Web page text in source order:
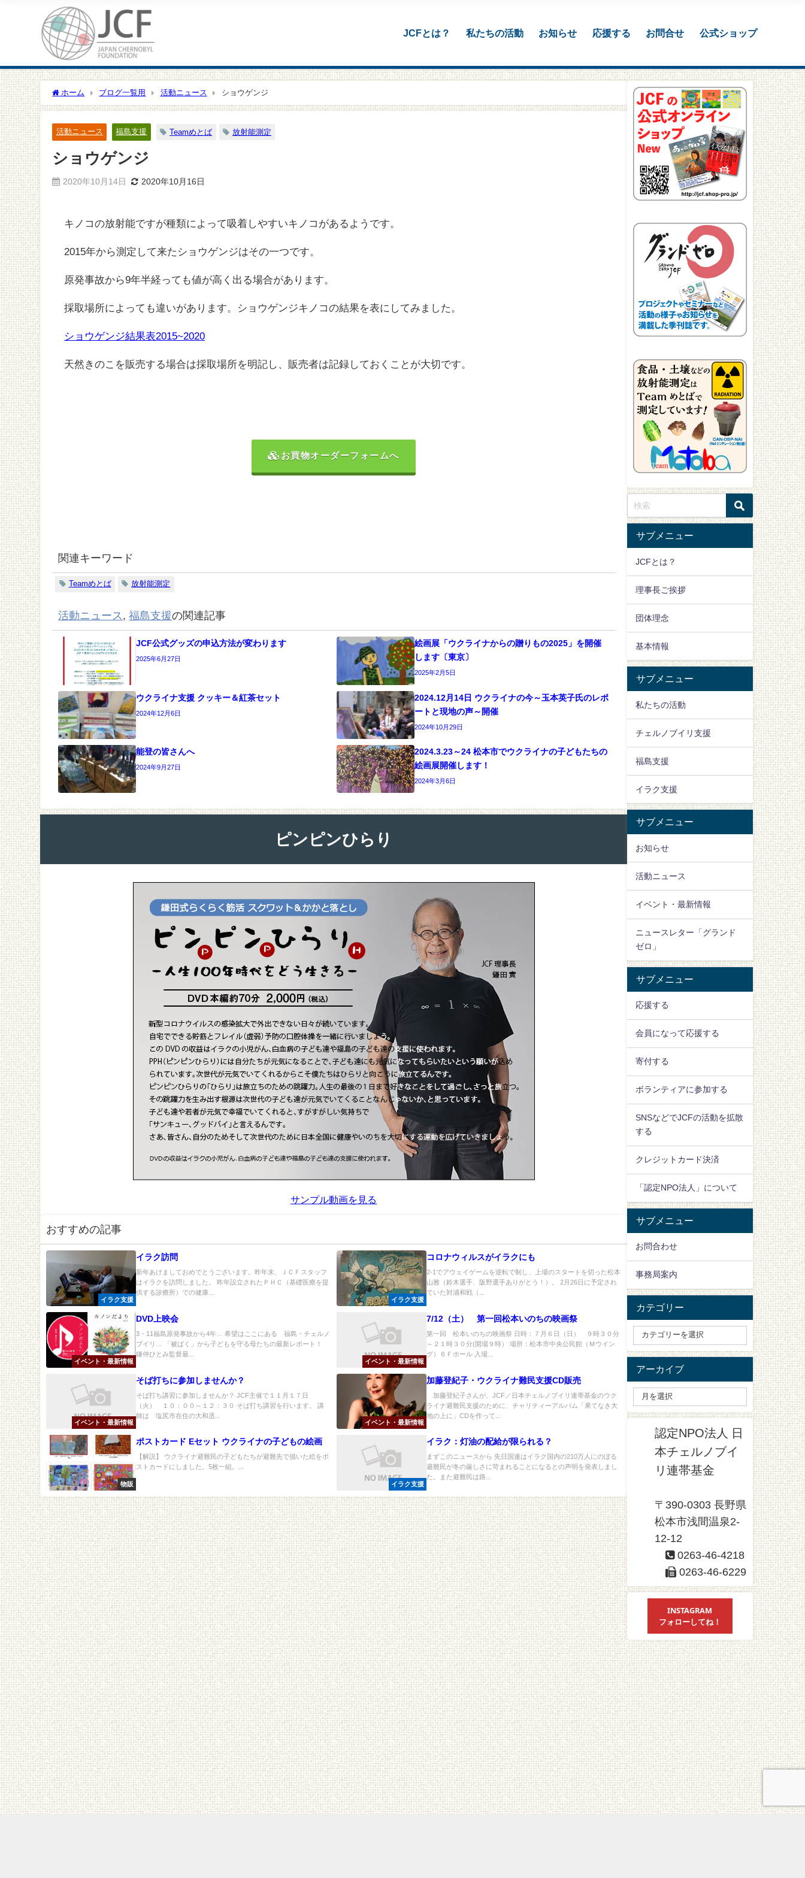
JCFとは？ 私たちの活動 お知らせ 応援する お問合せ 公式ショップ
ホーム ブログ一覧用 活動ニュース ショウゲンジ
活動ニュース 福島支援 Teamめとば 放射能測定
ショウゲンジ
2020年10月14日 2020年10月16日
キノコの放射能ですが種類によって吸着しやすいキノコがあるようです。
2015年から測定して来たショウゲンジはその一つです。
原発事故から9年半経っても値が高く出る場合があります。
採取場所によっても違いがあります。ショウゲンジキノコの結果を表にしてみました。
ショウゲンジ結果表2015~2020
天然きのこを販売する場合は採取場所を明記し、販売者は記録しておくことが大切です。
お買物オーダーフォームへ
関連キーワード
Teamめとば 放射能測定
活動ニュース ,福島支援の関連記事
JCF公式グッズの申込方法が変わります
2025年6月27日
絵画展「ウクライナからの贈りもの2025」を開催
します〔東京〕
2025年2月5日
ウクライナ支援 クッキー＆紅茶セット
2024年12月6日
2024.12月14日 ウクライナの今～玉本英子氏のレポ
ートと現地の声～開催
2024年10月29日
能登の皆さんへ
2024年9月27日
2024.3.23～24 松本市でウクライナの子どもたちの
絵画展開催します！
2024年3月6日
ピンピンひらり
サンプル動画を見る
おすすめの記事
イラク支援
イラク訪問
新年あけましておめでとうございます。昨年末、ＪＣＦスタッフ
はイラクを訪問しました。 昨年設立されたＰＨＣ（基礎医療を提
供する診療所）での健康...
イラク支援
コロナウィルスがイラクにも
2-1でアウェイゲームを逆転で制し、上場のスタートを切った松本
山雅（鈴木選手、阪野選手ありがとう！）。 2月26日に予定され
ていた対浦和戦（...
イベント・最新情報
DVD上映会
3・11福島原発事故から4年… 希望はここにある 福島・チェルノ
ブイリ… 「被ばく」から子どもを守る母たちの最新レポート！
鎌仲ひとみ監督最...
イベント・最新情報
7/12（土） 第一回松本いのちの映画祭
第一回 松本いのちの映画祭 日時：７月６日（日） ９時３０分
～２１時３０分(開場９時） 場所：松本市中央公民館（Ｍウイン
グ）６Ｆホール 入場...
イベント・最新情報
そば打ちに参加しませんか？
そば打ち講習に参加しませんか？ JCF主催で１１月１７日
（火） １０：００～１２：３０ そば打ち講習を行います。 講
師は 塩尻市在住の大和丞...
イベント・最新情報
加藤登紀子・ウクライナ難民支援CD販売
加藤登紀子さんが、JCF／日本チェルノブイリ連帯基金のウク
ライナ避難民支援のために、チャリティーアルバム「果てなき大
地の上に」CDを作って...
物販
ポストカード Eセット ウクライナの子どもの絵画
【解説】 ウクライナ避難民の子どもたちが避難先で描いた絵をポ
ストカードにしました。5枚一組。...
イラク支援
イラク：灯油の配給が限られる？
まずこのニュースから 先日国連はイラク国内の210万人にのぼる
避難民が冬の厳しさに苛まれることになるとの声明を発表しまし
た。また避難民は路...
サブメニュー
JCFとは？
理事長ご挨拶
団体理念
基本情報
サブメニュー
私たちの活動
チェルノブイリ支援
福島支援
イラク支援
サブメニュー
お知らせ
活動ニュース
イベント・最新情報
ニュースレター「グランド
ゼロ」
サブメニュー
応援する
会員になって応援する
寄付する
ボランティアに参加する
SNSなどでJCFの活動を拡散
する
クレジットカード決済
「認定NPO法人」について
サブメニュー
お問合わせ
事務局案内
カテゴリー
アーカイブ
認定NPO法人 日
本チェルノブイ
リ連帯基金
〒390-0303 長野県
松本市浅間温泉2-
12-12
0263-46-4218
0263-46-6229
INSTAGRAM
フォローしてね！